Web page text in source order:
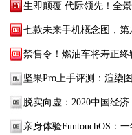
生即颠覆 代际领先！全
七款未来手机概念图，
禁售令！燃油车将寿正终
坚果Pro上手评测：渲染
脱实向虚：2020中国经济
亲身体验FuntouchOS：一